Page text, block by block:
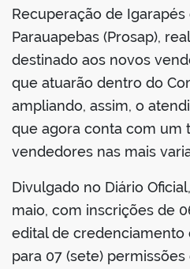
Recuperação de
Parauapebas (Prosap),
destinado aos novos
que atuarão dentro do
ampliando, assim, o
que agora conta com um
vendedores nas mais
Divulgado no Diário
maio, com inscrições de
edital de credenciamento
para 07 (sete)